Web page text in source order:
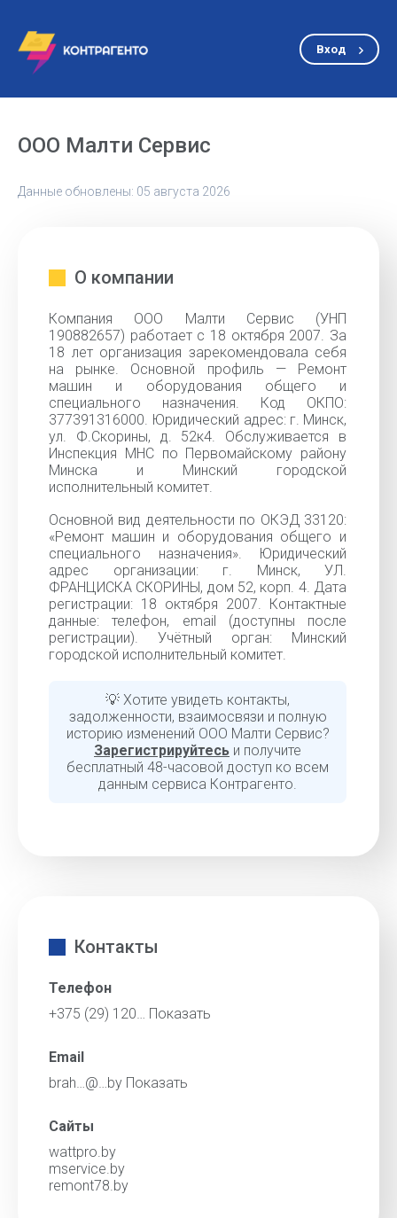
Вход
ООО Малти Сервис
Данные обновлены: 05 августа 2026
О компании
Компания ООО Малти Сервис (УНП
190882657) работает с 18 октября 2007. За
18 лет организация зарекомендовала себя
на рынке. Основной профиль — Ремонт
машин и оборудования общего и
специального назначения. Код ОКПО:
377391316000. Юридический адрес: г. Минск,
ул. Ф.Скорины, д. 52к4. Обслуживается в
Инспекция МНС по Первомайскому району
Минска и Минский городской
исполнительный комитет.
Основной вид деятельности по ОКЭД 33120:
«Ремонт машин и оборудования общего и
специального назначения». Юридический
адрес организации: г. Минск, УЛ.
ФРАНЦИСКА СКОРИНЫ, дом 52, корп. 4. Дата
регистрации: 18 октября 2007. Контактные
данные: телефон, email (доступны после
регистрации). Учётный орган: Минский
городской исполнительный комитет.
💡 Хотите увидеть контакты,
задолженности, взаимосвязи и полную
историю изменений ООО Малти Сервис?
Зарегистрируйтесь и получите
бесплатный 48-часовой доступ ко всем
данным сервиса Контрагенто.
Контакты
Телефон
+375 (29) 120… Показать
Email
brah…@…by Показать
Сайты
wattpro.by
mservice.by
remont78.by